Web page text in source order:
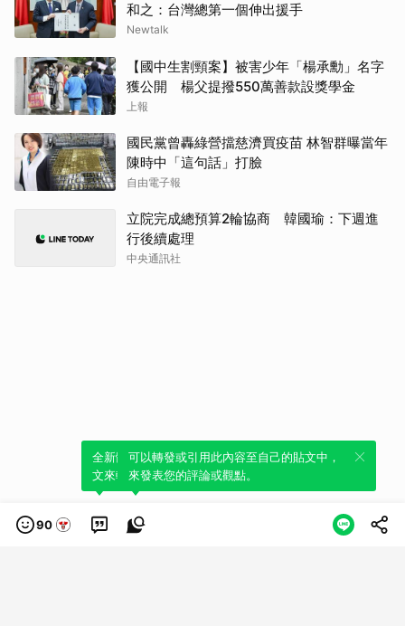
和之：台灣總第一個伸出援手
Newtalk
【國中生割頸案】被害少年「楊承勳」名字
獲公開 楊父提撥550萬善款設獎學金
上報
國民黨曾轟綠營擋慈濟買疫苗 林智群曝當年
陳時中「這句話」打臉
自由電子報
立院完成總預算2輪協商 韓國瑜：下週進
行後續處理
中央通訊社
90
全新體驗！一鍵引用此內容，透過發布貼
文來輕鬆表達個人立場。
可以轉發或引用此內容至自己的貼文中，
來發表您的評論或觀點。